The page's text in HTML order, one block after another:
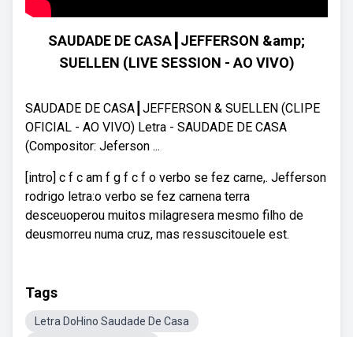
SAUDADE DE CASA┃JEFFERSON &amp;
SUELLEN (LIVE SESSION - AO VIVO)
SAUDADE DE CASA┃JEFFERSON & SUELLEN (CLIPE
OFICIAL - AO VIVO) Letra - SAUDADE DE CASA
(Compositor: Jeferson ...
[intro] c f c am f g f c f o verbo se fez carne,. Jefferson
rodrigo letra:o verbo se fez carnena terra
desceuoperou muitos milagresera mesmo filho de
deusmorreu numa cruz, mas ressuscitouele est.
Tags
Letra DoHino Saudade De Casa